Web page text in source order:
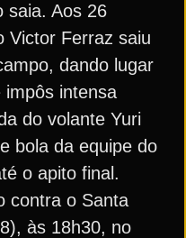
saia. Aos 26
Victor Ferraz saiu
dando lugar
impôs intensa
do volante Yuri
bola da equipe do
o apito final.
contra o Santa
às 18h30, no